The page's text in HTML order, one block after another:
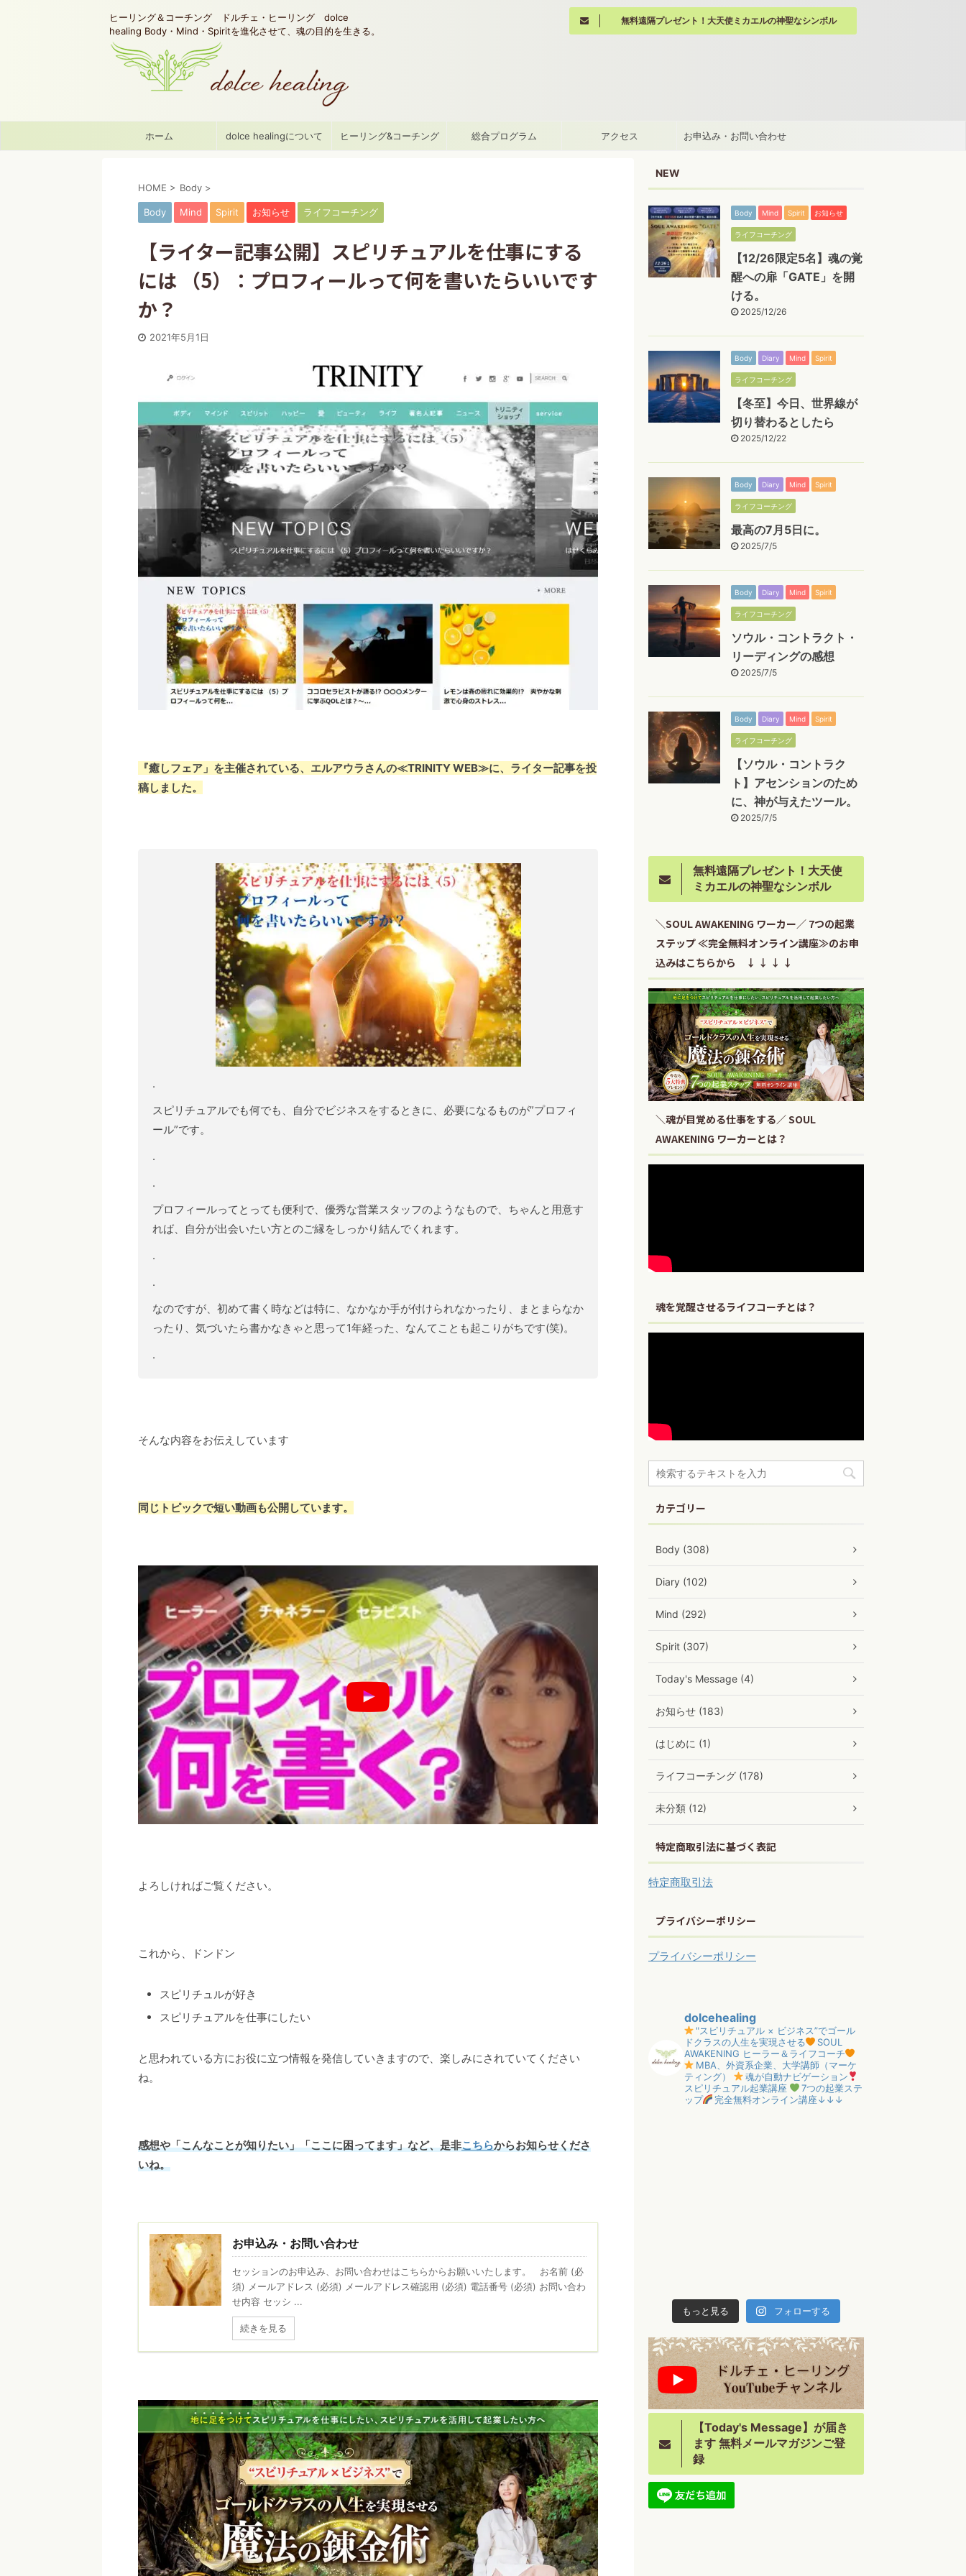
ヒーリング＆コーチング ドルチェ・ヒーリング dolce
healing Body・Mind・Spiritを進化させて、魂の目的を生きる。
無料遠隔プレゼント！大天使ミカエルの神聖なシンボル
ホーム dolce healingについて ヒーリング&コーチング 総合プログラム アクセス お申込み・お問い合わせ
HOME > Body >
Body Mind Spirit お知らせ ライフコーチング
【ライター記事公開】スピリチュアルを仕事にする
には （5）：プロフィールって何を書いたらいいです
か？
2021年5月1日
『癒しフェア」を主催されている、エルアウラさんの≪TRINITY WEB≫に、ライター記事を投
稿しました。
.
スピリチュアルでも何でも、自分でビジネスをするときに、必要になるものが”プロフィ
ール”です。
.
.
プロフィールってとっても便利で、優秀な営業スタッフのようなもので、ちゃんと用意す
れば、自分が出会いたい方とのご縁をしっかり結んでくれます。
.
.
なのですが、初めて書く時などは特に、なかなか手が付けられなかったり、まとまらなか
ったり、気づいたら書かなきゃと思って1年経った、なんてことも起こりがちです(笑)。
.
そんな内容をお伝えしています
同じトピックで短い動画も公開しています。
よろしければご覧ください。
これから、ドンドン
スピリチュルが好き
スピリチュアルを仕事にしたい
と思われている方にお役に立つ情報を発信していきますので、楽しみにされていてください
ね。
感想や「こんなことが知りたい」「ここに困ってます」など、是非こちらからお知らせくださ
いね。
お申込み・お問い合わせ
セッションのお申込み、お問い合わせはこちらからお願いいたします。 お名前 (必
須) メールアドレス (必須) メールアドレス確認用 (必須) 電話番号 (必須) お問い合わ
せ内容 セッシ ...
続きを見る
NEW
Body Mind Spirit お知らせ
ライフコーチング
【12/26限定5名】魂の覚
醒への扉「GATE」を開
ける。
2025/12/26
Body Diary Mind Spirit
ライフコーチング
【冬至】今日、世界線が
切り替わるとしたら
2025/12/22
Body Diary Mind Spirit
ライフコーチング
最高の7月5日に。
2025/7/5
Body Diary Mind Spirit
ライフコーチング
ソウル・コントラクト・
リーディングの感想
2025/7/5
Body Diary Mind Spirit
ライフコーチング
【ソウル・コントラク
ト】アセンションのため
に、神が与えたツール。
2025/7/5
無料遠隔プレゼント！大天使
ミカエルの神聖なシンボル
＼SOUL AWAKENING ワーカー／ 7つの起業
ステップ ≪完全無料オンライン講座≫のお申
込みはこちらから ↓ ↓ ↓ ↓
＼魂が目覚める仕事をする／ SOUL
AWAKENING ワーカーとは？
魂を覚醒させるライフコーチとは？
カテゴリー
Body (308)
Diary (102)
Mind (292)
Spirit (307)
Today's Message (4)
お知らせ (183)
はじめに (1)
ライフコーチング (178)
未分類 (12)
特定商取引法に基づく表記
特定商取引法
プライバシーポリシー
プライバシーポリシー
dolcehealing
"スピリチュアル × ビジネス”でゴール
ドクラスの人生を実現させる
SOUL
AWAKENING ヒーラー＆ライフコーチ
MBA、外資系企業、大学講師（マーケ
ティング）
魂が自動ナビゲーション
スピリチュアル起業講座
7つの起業ステ
ップ
完全無料オンライン講座↓↓↓
もっと見る フォローする
【Today's Message】が届き
ます 無料メールマガジンご登
録